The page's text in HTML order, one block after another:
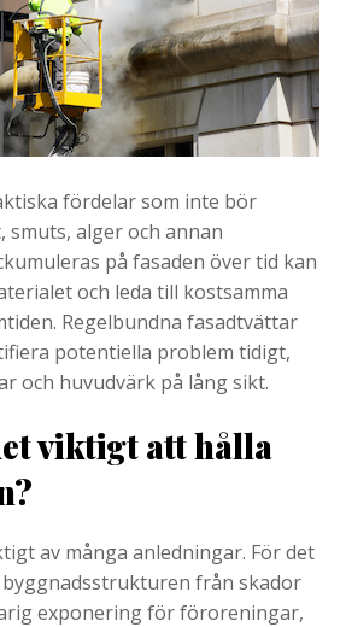
fördelar som inte bör
smuts, alger och annan
på fasaden över tid kan
och leda till kostsamma
Regelbundna fasadtvättar
potentiella problem tidigt,
och huvudvärk på lång sikt.
viktigt att hålla
av många anledningar. För det
från skador
exponering för föroreningar,